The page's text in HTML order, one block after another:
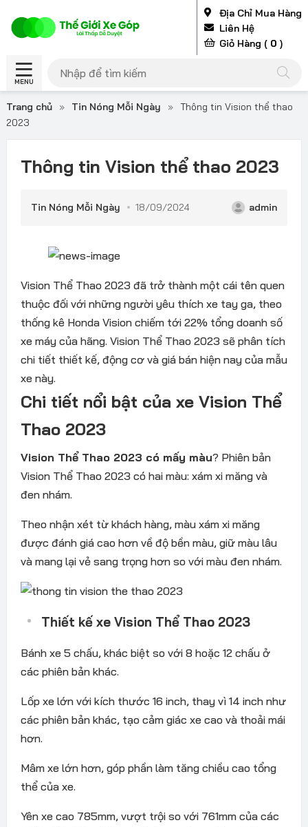
Địa Chỉ Mua Hàng
Liên Hệ
Giỏ Hàng ( 0 )
MENU
Trang chủ » Tin Nóng Mỗi Ngày » Thông tin Vision thể thao
2023
Thông tin Vision thể thao 2023
Tin Nóng Mỗi Ngày 18/09/2024 admin
Vision Thể Thao 2023 đã trở thành một cái tên quen
thuộc đối với những người yêu thích xe tay ga, theo
thống kê Honda Vision chiếm tới 22% tổng doanh số
xe máy của hãng. Vision Thể Thao 2023 sẽ phân tích
chi tiết thiết kế, động cơ và giá bán hiện nay của mẫu
xe này.
Chi tiết nổi bật của xe Vision Thể
Thao 2023
Vision Thể Thao 2023 có mấy màu? Phiên bản
Vision Thể Thao 2023 có hai màu: xám xi măng và
đen nhám.
Theo nhận xét từ khách hàng, màu xám xi măng
được đánh giá cao hơn về độ bền màu, giữ màu lâu
và mang lại vẻ sang trọng hơn so với màu đen nhám.
Thiết kế xe Vision Thể Thao 2023
Bánh xe 5 chấu, khác biệt so với 8 hoặc 12 chấu ở
các phiên bản khác.
Lốp xe lớn với kích thước 16 inch, thay vì 14 inch như
các phiên bản khác, tạo cảm giác xe cao và thoải mái
hơn.
Mâm xe lớn hơn, góp phần làm tăng chiều cao tổng
thể của xe.
Yên xe cao 785mm, vượt trội so với 761mm của các